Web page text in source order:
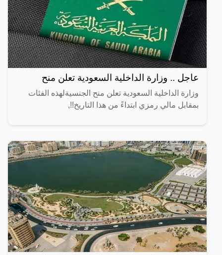
عاجل .. وزارة الداخلية السعودية تعلن منح
وزارة الداخلية السعودية تعلن منح الجنسيةلهذه الفئات
بمقابل مالي رمزي ابتداءً من هذا التاريخ!!,